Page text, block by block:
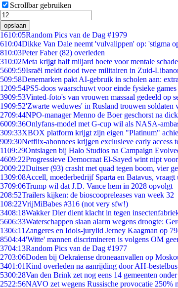
Scrollbar gebruiken
opslaan
1610:05Random Pics van de Dag #1979
610:04Dikke Van Dale neemt 'vulvalippen' op: 'stigma
810:03Peter Faber (82) overleden
310:02Meta krijgt half miljard boete voor mentale
5609:59Israël meldt dood twee militairen in Zuid-
509:58Denemarken pakt AI-gebruik in scholen aan:
1209:54PS5-doos waarschuwt voor einde fysieke games
3909:53Vinted-foto's van vrouwen massaal gedeeld op
1909:52'Zwarte weduwes' in Rusland trouwen soldaten
2709:44NPO-manager Menno de Boer geschorst na
6009:36Onlyfans-model met G-cup wil als NASA-
309:33XBOX platform krijgt zijn eigen "Platinum"
909:30Netflix-abonnees krijgen exclusieve early
1109:29Ontslagen bij Halo Studios na Campaign
4609:22Progressieve Democraat El-Sayed wint nipt
2009:22Duitser (93) crasht met quad tegen boom, vier
1309:08Accell, moederbedrijf Sparta en Batavus, vraagt
3709:06Trump wil dat J.D. Vance hem in 2028 opvolgt
208:52Trailers kijken: de bioscoopreleases van week 32
108:22VrijMiBabes #316 (not very sfw!)
3408:18Wakker Dier dient klacht in tegen
5606:33Waterschappen slaan alarm wegens droogte:
1306:11 Zangeres en Idols-jurylid Jerney Kaagman op
8504:44'Witte' mannen discrimineren is volgens OM
3704:13Random Pics van de Dag #1977
2703:06Doden bij Oekraïense droneaanvallen op
3401:01Kind overleden na aanrijding door AH-
5300:28Van den Brink zet nog eens 14 gemeenten
2522:56NAVO zet wegens Russische provocatie 250%